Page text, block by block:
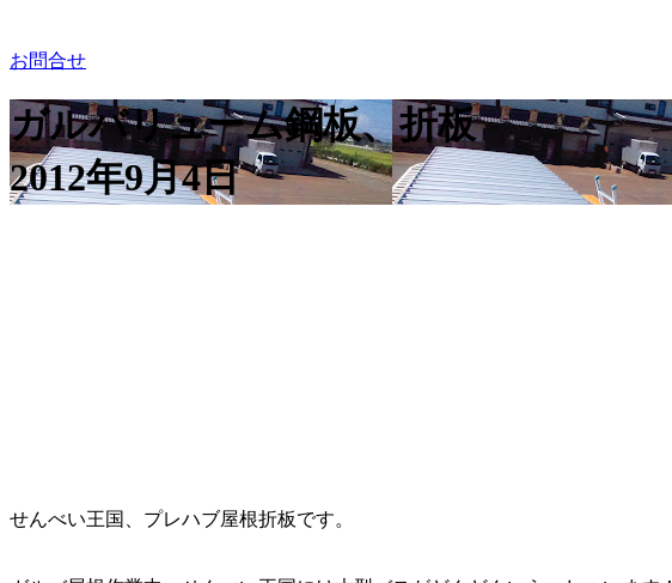
お問合せ
ガルバリューム鋼板、折板
2012年9月4日
せんべい王国、プレハブ屋根折板です。